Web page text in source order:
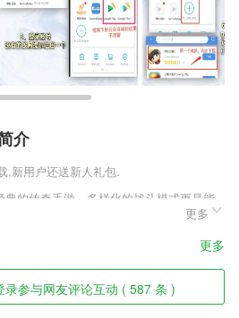
介
,新用户还送新人礼包.
的传奇手游，多样化的战斗模式更是能
，广阔的传奇世界任你探索，高爆率的副本
的装备武器，使你更轻松的沉浸其中，更
色
批,自动生成考勤记录;
更多
更多
参与网友评论互动 ( 587 条 )